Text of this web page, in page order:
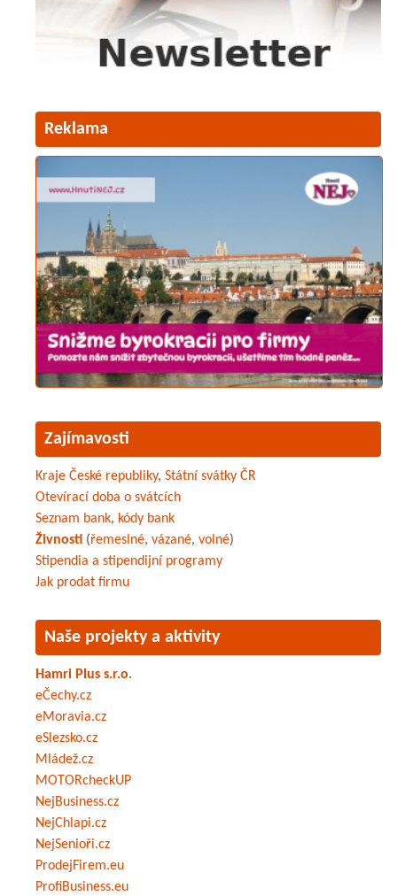
Reklama
Zajímavosti
Kraje České republiky, Státní svátky ČR
Otevírací doba o svátcích
Seznam bank, kódy bank
Živnosti (řemeslné, vázané, volné)
Stipendia a stipendijní programy
Jak prodat firmu
Naše projekty a aktivity
Hamri Plus s.r.o.
eČechy.cz
eMoravia.cz
eSlezsko.cz
Mládež.cz
MOTORcheckUP
NejBusiness.cz
NejChlapi.cz
NejSenioři.cz
ProdejFirem.eu
ProfiBusiness.eu